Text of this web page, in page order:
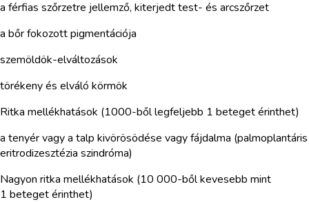
a férfias szőrzetre jellemző, kiterjedt test- és arcszőrzet
a bőr fokozott pigmentációja
szemöldök-elváltozások
törékeny és elváló körmök
Ritka mellékhatások (1000-ből legfeljebb 1 beteget érinthet)
a tenyér vagy a talp kivörösödése vagy fájdalma (palmoplantáris
eritrodizesztézia szindróma)
Nagyon ritka mellékhatások (10 000-ből kevesebb mint
1 beteget érinthet)